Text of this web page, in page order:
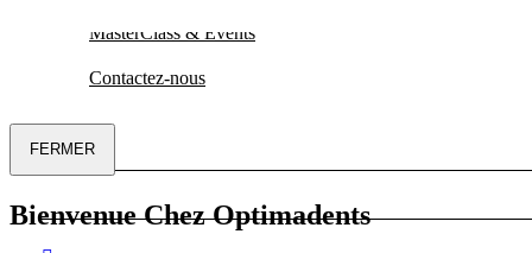
MasterClass & Events
Contactez-nous
FERMER
Bienvenue Chez Optimadents